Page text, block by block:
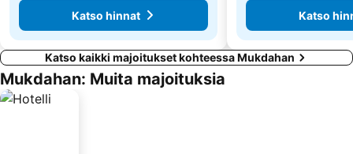
Katso hinnat
Katso
Katso kaikki majoitukset kohteessa Mukdahan
Mukdahan: Muita majoituksia